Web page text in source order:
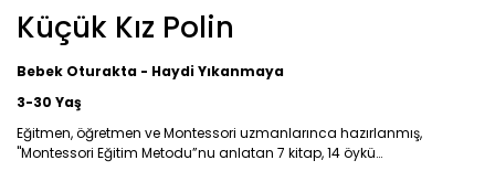
Küçük Kız Polin
Bebek Oturakta - Haydi Yıkanmaya
3-30 Yaş
Eğitmen, öğretmen ve Montessori uzmanlarınca hazırlanmış,
"Montessori Eğitim Metodu”nu anlatan 7 kitap, 14 öykü…